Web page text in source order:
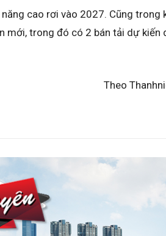
cao rơi vào 2027. Cũng trong
mới, trong đó có 2 bán tải dự kiến
Theo